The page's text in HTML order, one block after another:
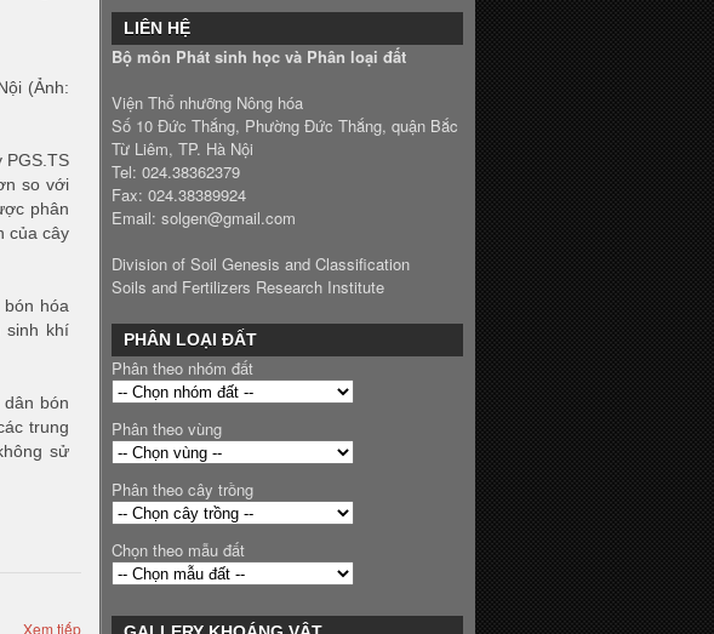
(Ảnh:
PGS.TS
so với
phân
của cây
hóa
sinh khí
bón
trung
sử
Xem tiếp
LIÊN HỆ
Bộ môn Phát sinh học và Phân loại đất
Viện Thổ nhưỡng Nông hóa
Số 10 Đức Thắng, Phường Đức Thắng, quận Bắc
Từ Liêm, TP. Hà Nội
Tel: 024.38362379
Fax: 024.38389924
Email: solgen@gmail.com
Division of Soil Genesis and Classification
Soils and Fertilizers Research Institute
PHÂN LOẠI ĐẤT
Phân theo nhóm đất
Phân theo vùng
Phân theo cây trồng
Chọn theo mẫu đất